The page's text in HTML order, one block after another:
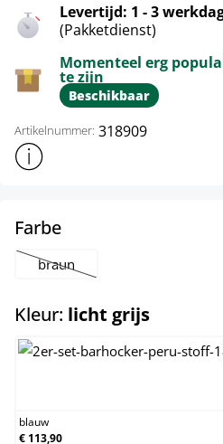
Levertijd: 1 - 3
(Pakketdienst)
Momenteel erg
te zijn
Beschikbaar
Artikelnummer: 318909
Toon meer productinformatie
Farbeselect
braun
(Deze optie is momenteel niet
Kleur: licht grijsselect
blauw
€ 113,90